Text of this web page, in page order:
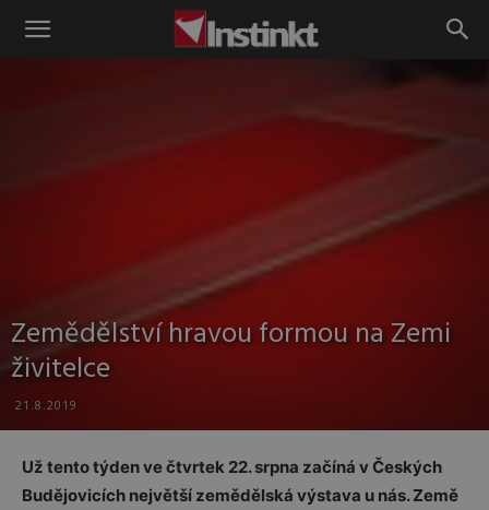
Instinkt
Zemědělství hravou formou na Zemi
živitelce
21.8.2019
Už tento týden ve čtvrtek 22. srpna začíná v Českých
Budějovicích největší zemědělská výstava u nás. Země